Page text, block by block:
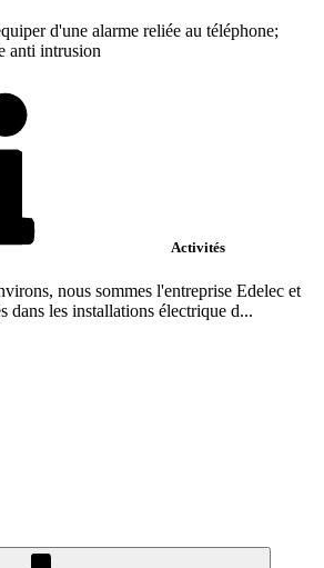
d'une alarme reliée au téléphone;
anti intrusion
Activités
nous sommes l'entreprise Edelec et
dans les installations électrique d...